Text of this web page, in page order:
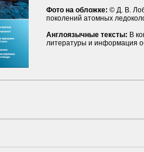
Фото на обложке: © Д. В.
поколений атомных
Англоязычные тексты: В
литературы и информация